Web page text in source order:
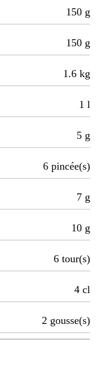
150 g
150 g
1.6 kg
1 l
5 g
6 pincée(s)
7 g
10 g
6 tour(s)
4 cl
2 gousse(s)